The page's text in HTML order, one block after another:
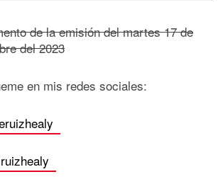
de la emisión del martes 17 de
del 2023
en mis redes sociales: